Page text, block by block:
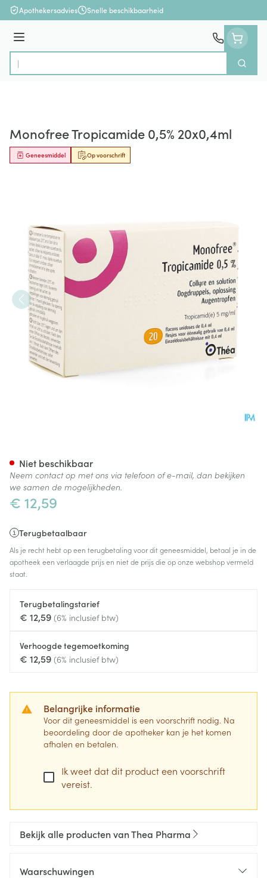
Ga naar de inhoud
Apothekersadvies Snelle beschikbaarheid
Menu
Product, merk, categorie...
Zoek
Monofree Tropicamide 0,5% 20x0,4ml
Op voorschrift
Geneesmiddel
€ 12,59
Terugbetaalbaar
Als je recht hebt op een terugbetaling voor dit geneesmiddel, betaal je in de
apotheek een verlaagde prijs en niet de prijs die op onze webshop vermeld
staat.
Terugbetalingstarief
€ 12,59 (6% inclusief btw)
Verhoogde tegemoetkoming
€ 12,59 (6% inclusief btw)
Belangrijke informatie
Voor dit geneesmiddel is een voorschrift nodig. Na
beoordeling door de apotheker kan je het komen
afhalen en betalen.
Ik weet dat dit product een voorschrift
vereist.
Niet beschikbaar
Neem contact op met ons via telefoon of e-mail, dan bekijken
we samen de mogelijkheden.
Bekijk alle producten van Thea Pharma
Waarschuwingen